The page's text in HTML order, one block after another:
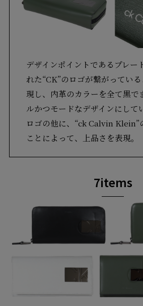
デザインポイントであるプレー
れた“CK”のロゴが繋がってい
現し、内革のカラーを全て黒で
ルかつモードなデザインにして
ロゴの他に、“ck Calvin Klein”
ことによって、上品さを表現。
7items